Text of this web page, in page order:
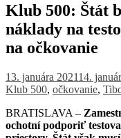
Klub 500: Štát
náklady na
na očkovanie
13. januára 202114.
Klub 500, očkovanie,
BRATISLAVA –
ochotní podporiť